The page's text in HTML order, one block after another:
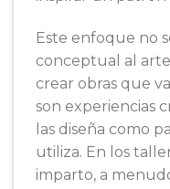
Este enfoque no
conceptual al
crear obras que
son experiencias
las diseña como
utiliza. En los
imparto, a